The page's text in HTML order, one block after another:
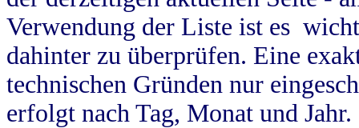
Verwendung der Liste ist es
dahinter zu überprüfen. Eine
technischen Gründen nur
erfolgt nach Tag, Monat und Jahr.